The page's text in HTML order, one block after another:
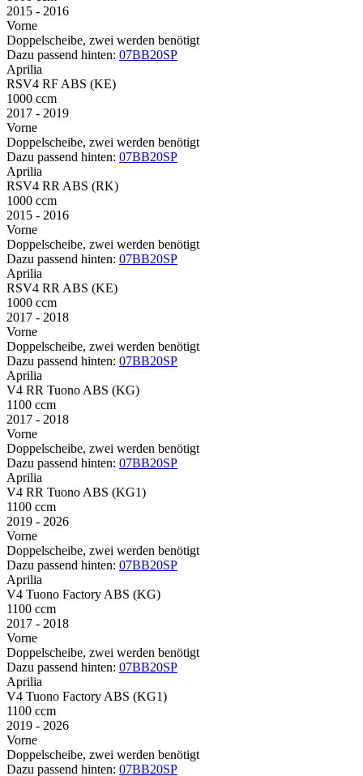
2015 - 2016
Vorne
Doppelscheibe, zwei werden benötigt
Dazu passend hinten: 07BB20SP
Aprilia
RSV4 RF ABS (KE)
1000 ccm
2017 - 2019
Vorne
Doppelscheibe, zwei werden benötigt
Dazu passend hinten: 07BB20SP
Aprilia
RSV4 RR ABS (RK)
1000 ccm
2015 - 2016
Vorne
Doppelscheibe, zwei werden benötigt
Dazu passend hinten: 07BB20SP
Aprilia
RSV4 RR ABS (KE)
1000 ccm
2017 - 2018
Vorne
Doppelscheibe, zwei werden benötigt
Dazu passend hinten: 07BB20SP
Aprilia
V4 RR Tuono ABS (KG)
1100 ccm
2017 - 2018
Vorne
Doppelscheibe, zwei werden benötigt
Dazu passend hinten: 07BB20SP
Aprilia
V4 RR Tuono ABS (KG1)
1100 ccm
2019 - 2026
Vorne
Doppelscheibe, zwei werden benötigt
Dazu passend hinten: 07BB20SP
Aprilia
V4 Tuono Factory ABS (KG)
1100 ccm
2017 - 2018
Vorne
Doppelscheibe, zwei werden benötigt
Dazu passend hinten: 07BB20SP
Aprilia
V4 Tuono Factory ABS (KG1)
1100 ccm
2019 - 2026
Vorne
Doppelscheibe, zwei werden benötigt
Dazu passend hinten: 07BB20SP